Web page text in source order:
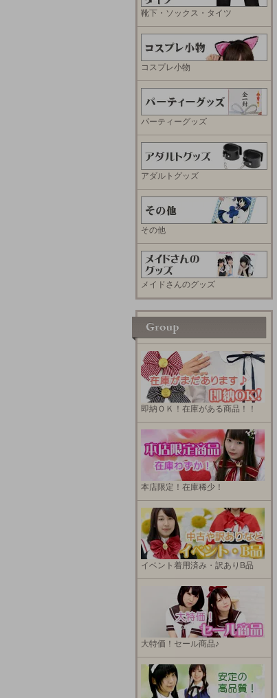
靴下・ソックス・タイツ
コスプレ小物
パーティーグッズ
アダルトグッズ
その他
メイドさんのグッズ
即納ＯＫ！在庫がある商品！！
本店限定！在庫稀少！
イベント着用済み・訳ありB品
大特価！セール商品♪